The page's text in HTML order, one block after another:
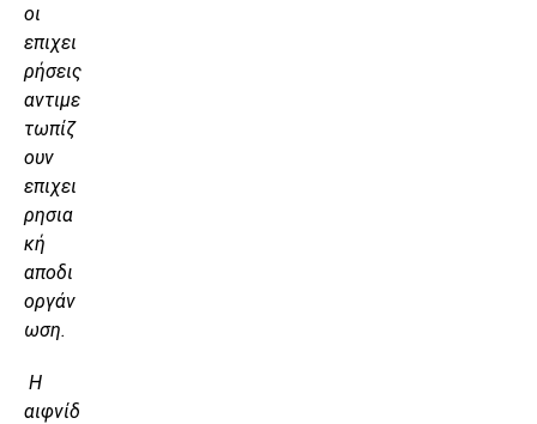
οι
επιχει
ρήσεις
αντιμε
τωπίζ
ουν
επιχει
ρησια
κή
αποδι
οργάν
ωση.
Η
αιφνίδ